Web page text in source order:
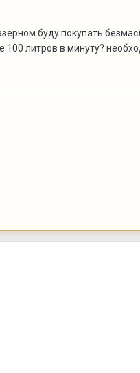
покупать
100 литров в минуту?